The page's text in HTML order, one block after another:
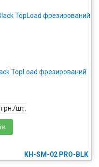
TopLoad фрезирований
шт.
KH-SM-02 PRO-BLK